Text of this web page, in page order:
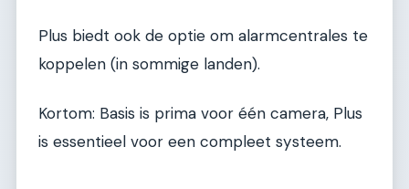
Plus biedt ook de optie om alarmcentrales te
koppelen (in sommige landen).
Kortom: Basis is prima voor één camera, Plus
is essentieel voor een compleet systeem.